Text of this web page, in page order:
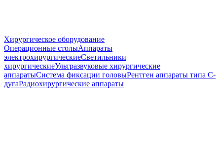
Хирургическое оборудование
Операционные столыАппараты
электрохирургическиеСветильники
хирургическиеУльтразвуковые хирургические
аппаратыСистема фиксации головыРентген аппараты типа С-
дугаРадиохирургические аппараты